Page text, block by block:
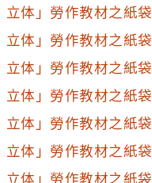
体」勞作教材之紙袋
体」勞作教材之紙袋
体」勞作教材之紙袋
体」勞作教材之紙袋
体」勞作教材之紙袋
体」勞作教材之紙袋
体」勞作教材之紙袋